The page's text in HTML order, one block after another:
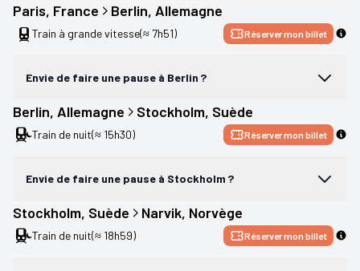
Paris, France Berlin, Allemagne
Train à grande vitesse(≈ 7h51) Réserver mon billet
Envie de faire une pause à Berlin ?
Berlin, Allemagne Stockholm, Suède
Train de nuit(≈ 15h30) Réserver mon billet
Envie de faire une pause à Stockholm ?
Stockholm, Suède Narvik, Norvège
Train de nuit(≈ 18h59) Réserver mon billet